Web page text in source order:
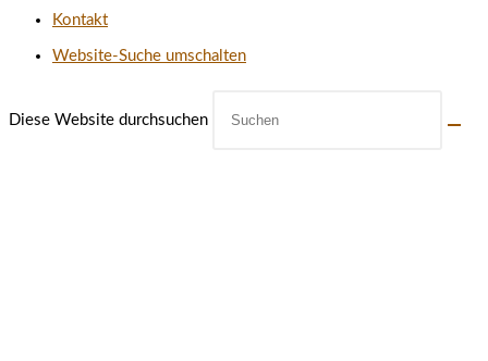
Kontakt
Website-Suche umschalten
Diese Website durchsuchen